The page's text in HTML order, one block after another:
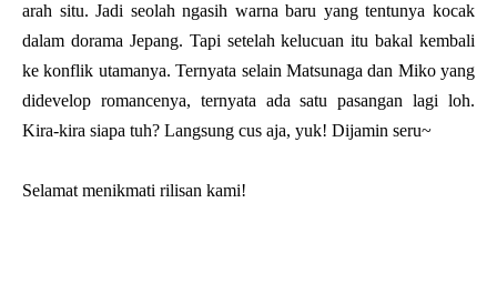
arah situ. Jadi seolah ngasih warna baru yang tentunya kocak
dalam dorama Jepang. Tapi setelah kelucuan itu bakal kembali
ke konflik utamanya. Ternyata selain Matsunaga dan Miko yang
didevelop romancenya, ternyata ada satu pasangan lagi loh.
Kira-kira siapa tuh? Langsung cus aja, yuk! Dijamin seru~
Selamat menikmati rilisan kami!